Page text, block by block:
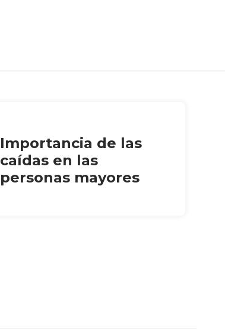
Importancia de las
caídas en las
personas mayores